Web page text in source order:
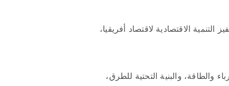
الاقتصادية لاقتصاد أفريقيا،
والطاقة، والبنية التحتية للطرق،